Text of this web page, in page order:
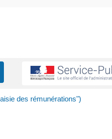
des rémunérations")